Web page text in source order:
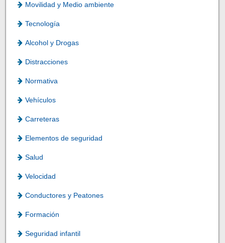
Movilidad y Medio ambiente
Tecnología
Alcohol y Drogas
Distracciones
Normativa
Vehículos
Carreteras
Elementos de seguridad
Salud
Velocidad
Conductores y Peatones
Formación
Seguridad infantil